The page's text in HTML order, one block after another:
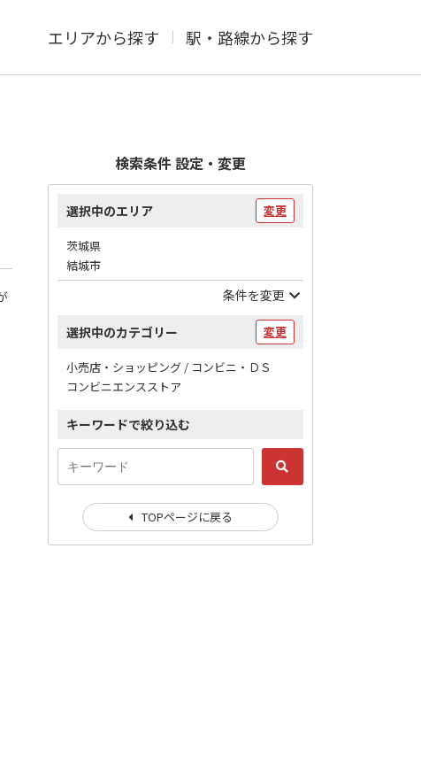
エリアから探す 駅・路線から探す
検索条件 設定・変更
選択中のエリア 変更
茨城県
結城市
条件を変更
選択中のカテゴリー 変更
小売店・ショッピング / コンビニ・ＤＳ
コンビニエンスストア
キーワードで絞り込む
TOPページに戻る